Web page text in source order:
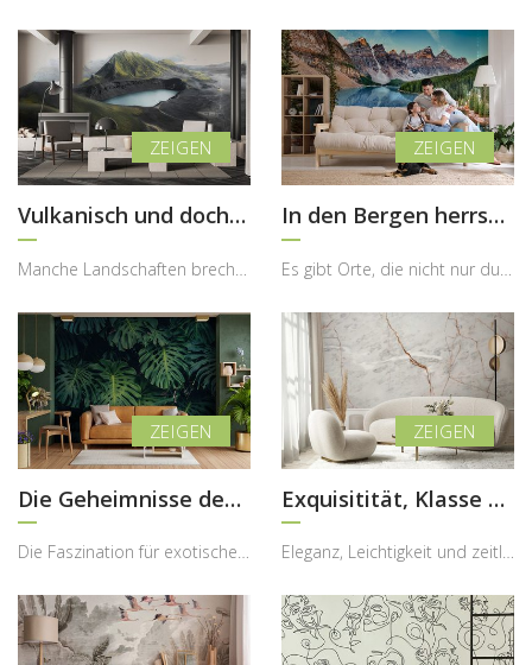
Vulkanisch und doch schön
Manche Landschaften brechen bewusst mit unseren gewohnten Vorstellungen von Schönheit – und genau...
In den Bergen herrscht ein anderes Klima
Es gibt Orte, die nicht nur durch ihre Schönheit beeindrucken, sondern auch durch die besondere E...
Die Geheimnisse des grünen Dickichts
Die Faszination für exotische Pflanzen hat in den letzten Jahren stark zugenommen – und genau die...
Exquisitität, Klasse und Stil
Eleganz, Leichtigkeit und zeitlose Schönheit – genau diese Eigenschaften vereint diese stilvolle ...